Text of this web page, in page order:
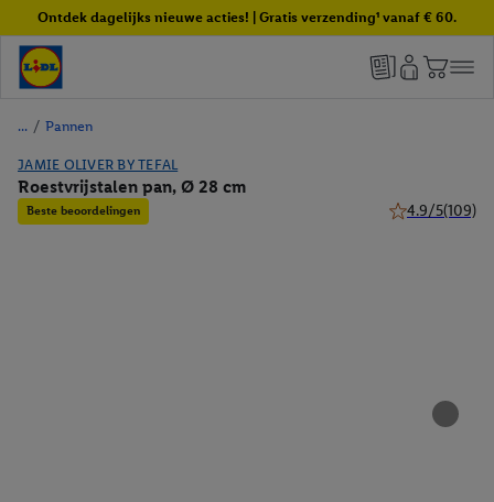
Ontdek dagelijks nieuwe acties! | Gratis verzending¹ vanaf € 60.
/ Pannen
JAMIE OLIVER BY TEFAL
Roestvrijstalen pan, Ø 28 cm
Beste beoordelingen 4.9/5(109)